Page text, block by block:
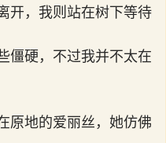
开，我则站在树下等待
僵硬，不过我并不太在
原地的爱丽丝，她仿佛